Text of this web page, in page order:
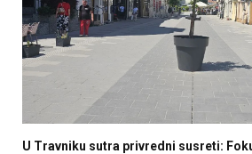
U Travniku sutra privredni susreti: